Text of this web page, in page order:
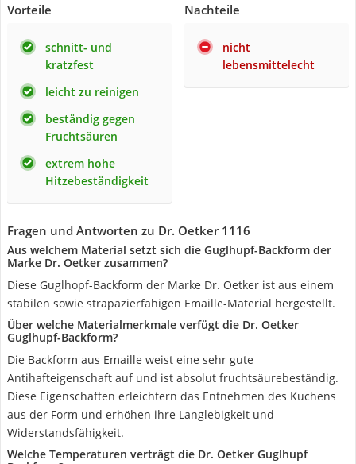
Vorteile
schnitt- und
kratzfest
leicht zu reinigen
beständig gegen
Fruchtsäuren
extrem hohe
Hitzebeständigkeit
Nachteile
nicht
lebensmittelecht
Fragen und Antworten zu Dr. Oetker 1116
Aus welchem Material setzt sich die Guglhupf-Backform der
Marke Dr. Oetker zusammen?
Diese Guglhopf-Backform der Marke Dr. Oetker ist aus einem
stabilen sowie strapazierfähigen Emaille-Material hergestellt.
Über welche Materialmerkmale verfügt die Dr. Oetker
Guglhupf-Backform?
Die Backform aus Emaille weist eine sehr gute
Antihafteigenschaft auf und ist absolut fruchtsäurebeständig.
Diese Eigenschaften erleichtern das Entnehmen des Kuchens
aus der Form und erhöhen ihre Langlebigkeit und
Widerstandsfähigkeit.
Welche Temperaturen verträgt die Dr. Oetker Guglhupf